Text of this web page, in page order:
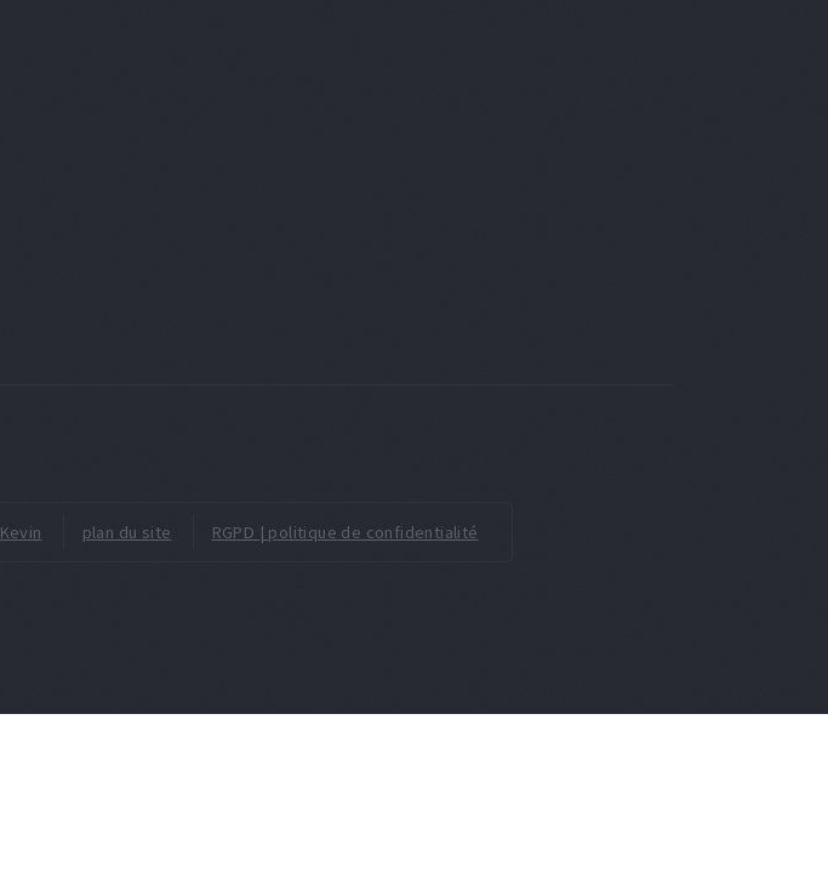
Kevin plan du site RGPD | politique de confidentialité